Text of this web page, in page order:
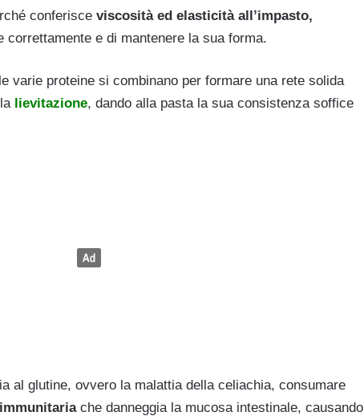
conferisce viscosità ed elasticità all’impasto,
correttamente e di mantenere la sua forma.
varie proteine si combinano per formare una rete solida
lievitazione, dando alla pasta la sua consistenza soffice
al glutine, ovvero la malattia della celiachia, consumare
che danneggia la mucosa intestinale, causando